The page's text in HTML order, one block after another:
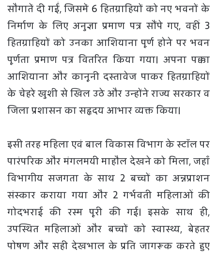
सौगातें दी गईं, जिसमें 6 हितग्राहियों को नए भवनों के
निर्माण के लिए अनुज्ञा प्रमाण पत्र सौंपे गए, वहीं 3
हितग्राहियों को उनका आशियाना पूर्ण होने पर भवन
पूर्णता प्रमाण पत्र वितरित किया गया। अपना पक्का
आशियाना और कानूनी दस्तावेज पाकर हितग्राहियों
के चेहरे खुशी से खिल उठे और उन्होंने राज्य सरकार व
जिला प्रशासन का सहृदय आभार व्यक्त किया।
​इसी तरह महिला एवं बाल विकास विभाग के स्टॉल पर
पारंपरिक और मंगलमयी माहौल देखने को मिला, जहाँ
विभागीय सजगता के साथ 2 बच्चों का अन्नप्राशन
संस्कार कराया गया और 2 गर्भवती महिलाओं की
गोदभराई की रस्म पूरी की गई। इसके साथ ही,
उपस्थित महिलाओं और बच्चों को स्वास्थ्य, बेहतर
पोषण और सही देखभाल के प्रति जागरूक करते हुए